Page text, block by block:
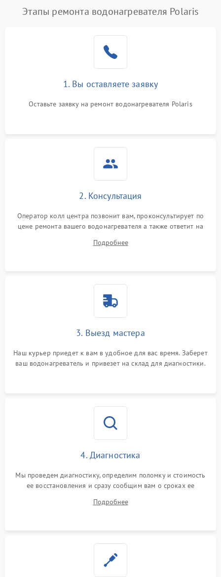
Этапы ремонта водонагревателя Polaris
1. Вы оставляете заявку
Оставьте заявку на ремонт водонагревателя Polaris
2. Консультация
Оператор колл центра позвонит вам, проконсультирует по
цене ремонта вашего водонагревателя а также ответит на
Подробнее
3. Выезд мастера
Наш курьер приедет к вам в удобное для вас время. Заберет
ваш водонагреватель и привезет на склад для диагностики.
4. Диагностика
Мы проведем диагностику, определим поломку и стоимость
ее восстановления и сразу сообщим вам о сроках ее
Подробнее